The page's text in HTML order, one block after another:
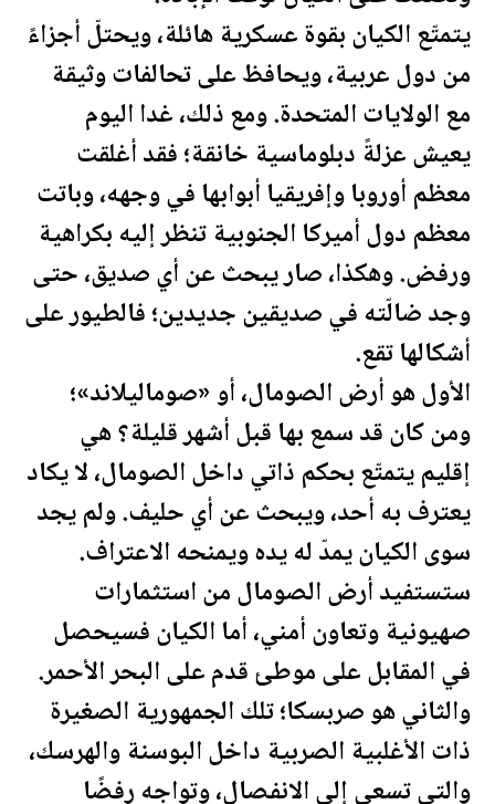
يتمتّع الكيان بقوة عسكرية هائلة، ويحتلّ أجزاءً
من دول عربية، ويحافظ على تحالفات وثيقة
معالولايات المتحدة. ومع ذلك، غدا اليوم
يعيش عزلةً دبلوماسية خانقة؛ فقد أغلقت
معظم أوروبا وإفريقيا أبوابها في وجهه، وباتت
معظم دول أميركا الجنوبية تنظر إليه بكراهية
ورفض. وهكذا، صار يبحث عن أي صديق، حتى
وجد ضالّته في صديقين جديدين؛ فالطيور على
أشكالها تقع.
الأول هو أرضالصومال، أو «صوماليلاند»؛
ومن كان قد سمع بها قبل أشهر قليلة؟ هي
إقليم يتمتّع بحكم ذاتي داخلالصومال، لا يكاد
يعترف به أحد، ويبحث عن أي حليف. ولم يجد
سوى الكيان يمدّ له يده ويمنحه الاعتراف.
ستستفيد أرضالصومالمن استثمارات
صهيونية وتعاون أمني، أما الكيان فسيحصل
في المقابل على موطئ قدم على البحر الأحمر.
والثاني هو صربسكا؛ تلك الجمهورية الصغيرة
ذات الأغلبية الصربية داخل البوسنة والهرسك،
والتي تسعى إلى الانفصال، وتواجه رفضًا